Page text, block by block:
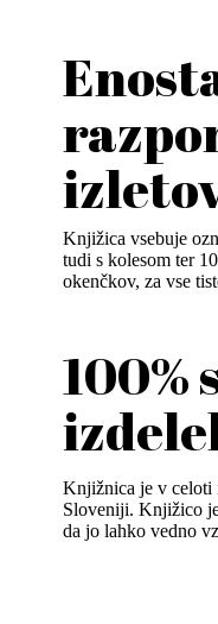
Knjižica vsebuje
tudi s kolesom ter
okenčkov, za vse
100%
Knjižnica je v celoti
Sloveniji. Knjižico
da jo lahko vedno